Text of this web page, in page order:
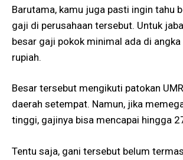
Barutama, kamu juga pasti ingin tahu
gaji di perusahaan tersebut. Untuk
besar gaji pokok minimal ada di
rupiah.
Besar tersebut mengikuti patokan
daerah setempat. Namun, jika
tinggi, gajinya bisa mencapai hingga
Tentu saja, gani tersebut belum